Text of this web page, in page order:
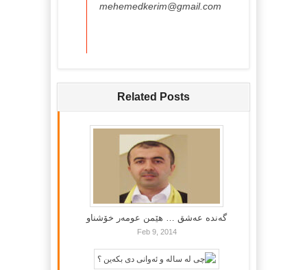
mehemedkerim@gmail.com
Related Posts
گه‌نده‌ عه‌شق … هێمن عومه‌ر خۆشناو
Feb 9, 2014